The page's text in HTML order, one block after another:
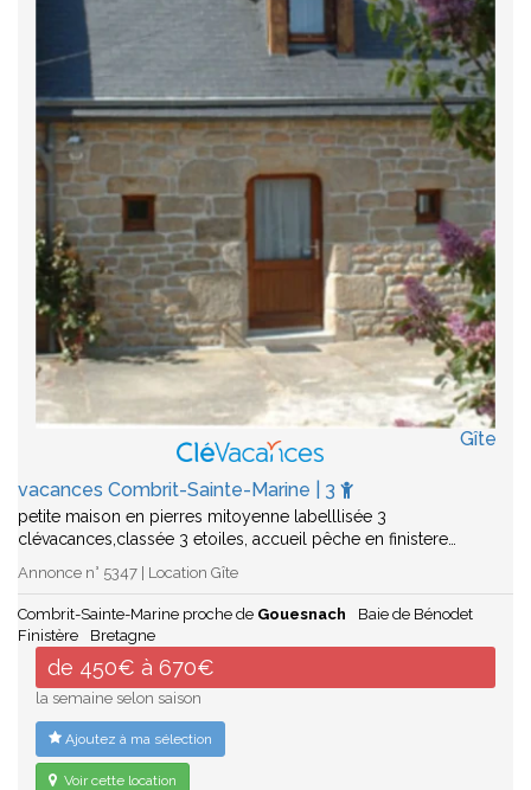
Gîte
vacances Combrit-Sainte-Marine | 3
petite maison en pierres mitoyenne labelllisée 3
clévacances,classée 3 etoiles, accueil pêche en finistere…
Annonce n° 5347 | Location Gîte
Combrit-Sainte-Marine proche de Gouesnach
Baie de Bénodet
Finistère
Bretagne
de 450€ à 670€
la semaine selon saison
Ajoutez à ma sélection
Voir cette location